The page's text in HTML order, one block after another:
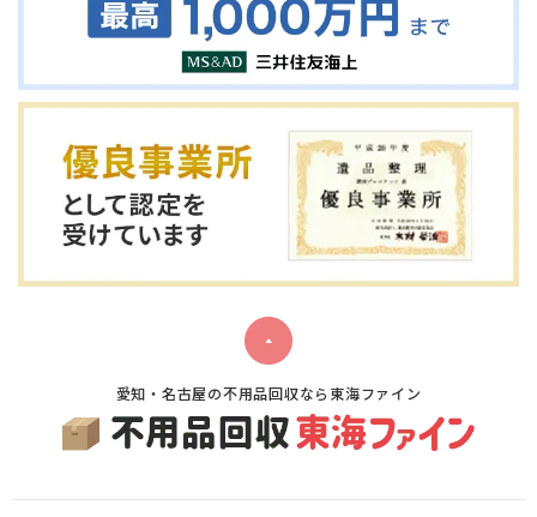
愛知・名古屋の不用品回収なら東海ファイン